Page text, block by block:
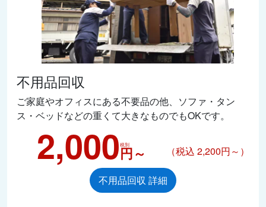
不用品回収
ご家庭やオフィスにある不要品の他、ソファ・タン
ス・ベッドなどの重くて大きなものでもOKです。
2,000税別
円～ （税込 2,200円～）
不用品回収 詳細